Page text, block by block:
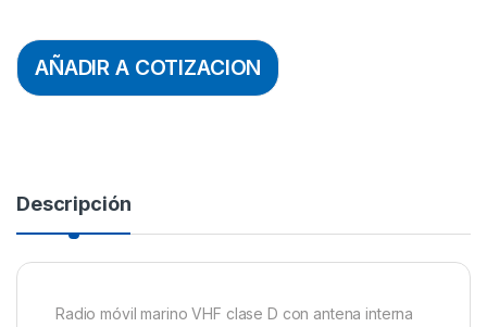
AÑADIR A COTIZACION
Descripción
Radio móvil marino VHF clase D con antena interna